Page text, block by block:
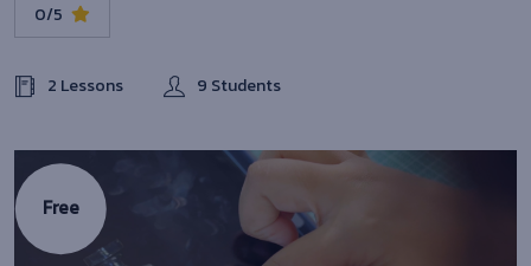
0/5
2 Lessons 9 Students
Free